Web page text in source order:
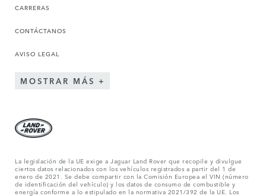
CARRERAS
CONTÁCTANOS
AVISO LEGAL
MOSTRAR MÁS
La legislación de la UE exige a Jaguar Land Rover que recopile y divulgue
ciertos datos relacionados con los vehículos registrados a partir del 1 de
enero de 2021. Se debe compartir con la Comisión Europea el VIN (número
de identificación del vehículo) y los datos de consumo de combustible y
energía conforme a lo estipulado en la normativa 2021/392 de la UE. Los